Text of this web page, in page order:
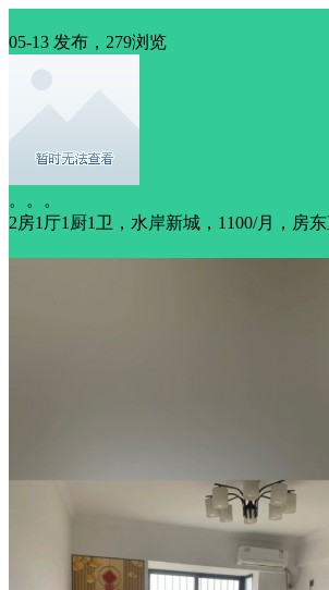
05-13 发布，279浏览
。。。
2房1厅1厨1卫，水岸新城，1100/月，房东